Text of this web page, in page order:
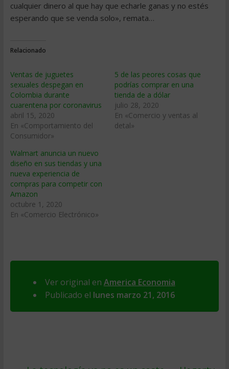
cualquier dinero al que hay que echarle ganas y no estés
esperando que se venda solo», remata…
Relacionado
Ventas de juguetes
sexuales despegan en
Colombia durante
cuarentena por coronavirus
abril 15, 2020
En «Comportamiento del
Consumidor»
5 de las peores cosas que
podrías comprar en una
tienda de a dólar
julio 28, 2020
En «Comercio y ventas al
detal»
Walmart anuncia un nuevo
diseño en sus tiendas y una
nueva experiencia de
compras para competir con
Amazon
octubre 1, 2020
En «Comercio Electrónico»
Ver original en America Economia
Publicado el lunes marzo 21, 2016